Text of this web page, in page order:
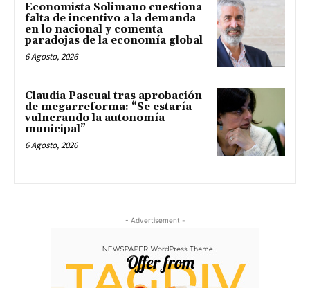
Economista Solimano cuestiona
falta de incentivo a la demanda
en lo nacional y comenta
paradojas de la economía global
6 Agosto, 2026
Claudia Pascual tras aprobación
de megarreforma: “Se estaría
vulnerando la autonomía
municipal”
6 Agosto, 2026
- Advertisement -